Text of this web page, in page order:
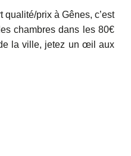
prix à Gênes, c’est
chambres dans les 80€
la ville, jetez un œil aux